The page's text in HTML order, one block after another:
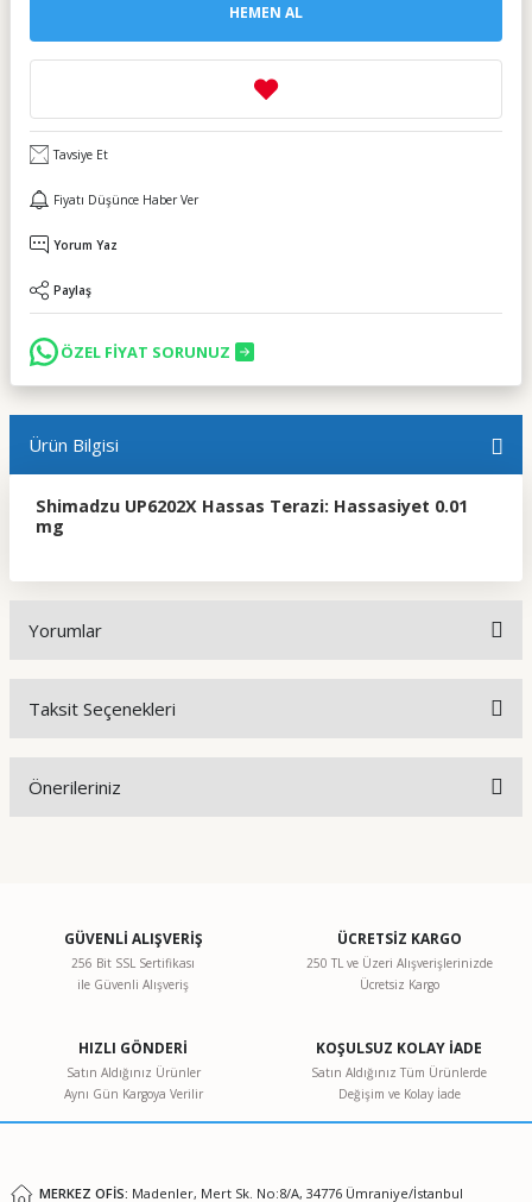
HEMEN AL
Tavsiye Et
Fiyatı Düşünce Haber Ver
Yorum Yaz
Paylaş
ÖZEL FİYAT SORUNUZ
Ürün Bilgisi
Shimadzu UP6202X Hassas Terazi: Hassasiyet 0.01
mg
Yorumlar
Taksit Seçenekleri
Önerileriniz
Görüş ve önerileriniz için teşekkür ederiz.
Ürün resmi kalitesiz, bozuk veya görüntülenemiyor.
Ürün bilgilerinde hatalar bulunuyor.
Ürün fiyatı diğer sitelerden daha pahalı.
GÜVENLİ ALIŞVERİŞ
256 Bit SSL Sertifikası
ile Güvenli Alışveriş
ÜCRETSİZ KARGO
250 TL ve Üzeri Alışverişlerinizde
Ücretsiz Kargo
HIZLI GÖNDERİ
Satın Aldığınız Ürünler
Aynı Gün Kargoya Verilir
KOŞULSUZ KOLAY İADE
Satın Aldığınız Tüm Ürünlerde
Değişim ve Kolay İade
MERKEZ OFİS: Madenler, Mert Sk. No:8/A, 34776 Ümraniye/İstanbul